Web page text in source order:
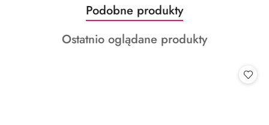
Pomiń karuzelę produktów
Produkty
o
statusie:
Podobne produkty
Produkty
Ostatnio oglądane produkty